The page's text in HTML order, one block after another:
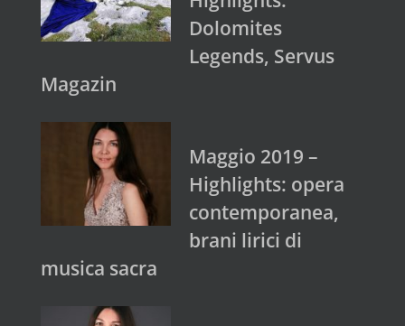
Dolomites
Legends, Servus
Magazin
Maggio 2019 –
Highlights: opera
contemporanea,
brani lirici di
musica sacra